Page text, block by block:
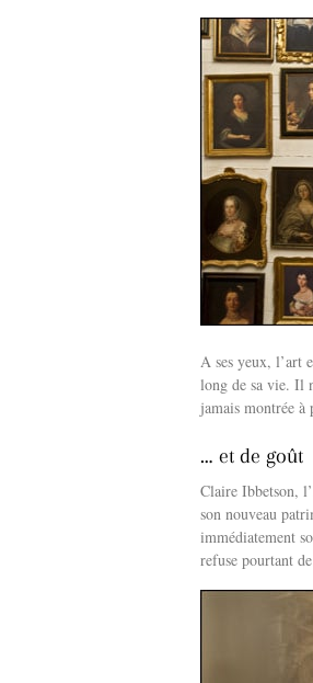
A ses yeux, l’art
long de sa vie. Il
jamais montrée à
… et de goût
Claire Ibbetson,
son nouveau
immédiatement
refuse pourtant